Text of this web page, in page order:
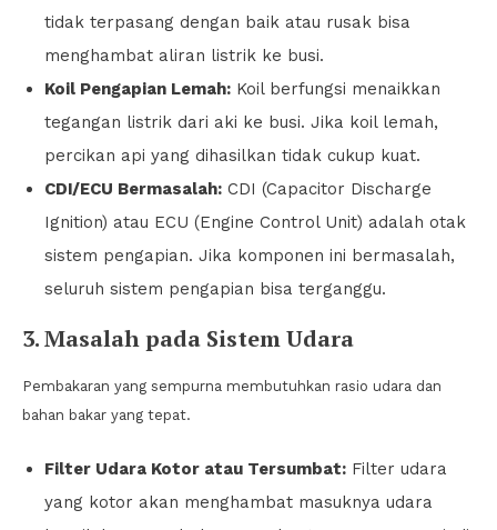
tidak terpasang dengan baik atau rusak bisa
menghambat aliran listrik ke busi.
Koil Pengapian Lemah: Koil berfungsi menaikkan
tegangan listrik dari aki ke busi. Jika koil lemah,
percikan api yang dihasilkan tidak cukup kuat.
CDI/ECU Bermasalah: CDI (Capacitor Discharge
Ignition) atau ECU (Engine Control Unit) adalah otak
sistem pengapian. Jika komponen ini bermasalah,
seluruh sistem pengapian bisa terganggu.
3. Masalah pada Sistem Udara
Pembakaran yang sempurna membutuhkan rasio udara dan
bahan bakar yang tepat.
Filter Udara Kotor atau Tersumbat: Filter udara
yang kotor akan menghambat masuknya udara